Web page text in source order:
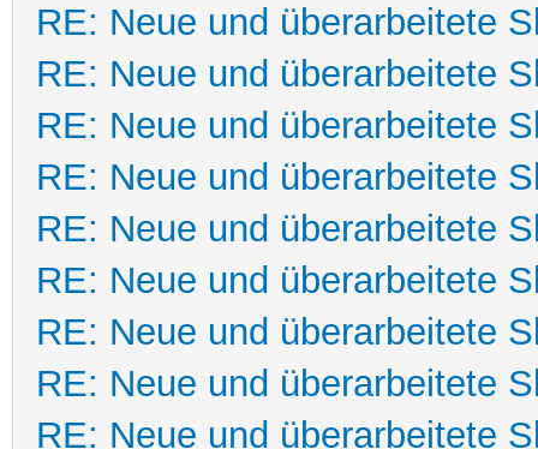
RE: Neue und überarbeitete
RE: Neue und überarbeitete
RE: Neue und überarbeitete
RE: Neue und überarbeitete
RE: Neue und überarbeitete
RE: Neue und überarbeitete
RE: Neue und überarbeitete
RE: Neue und überarbeitete
RE: Neue und überarbeitete